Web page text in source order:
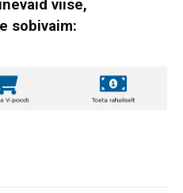
viise,
sobivaim: